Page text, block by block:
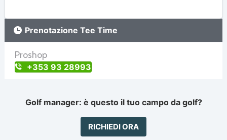
Prenotazione Tee Time
Proshop
+353 93 28993
Golf manager: è questo il tuo campo da golf?
RICHIEDI ORA